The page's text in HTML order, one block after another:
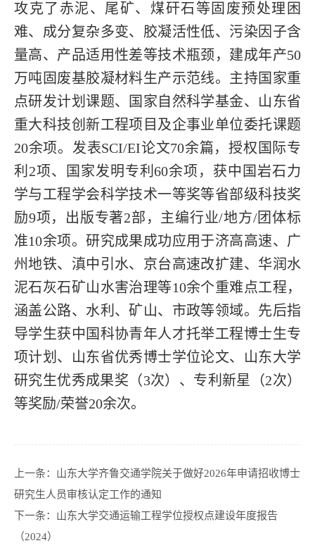
攻克了赤泥、尾矿、煤矸石等固废预处理困
难、成分复杂多变、胶凝活性低、污染因子含
量高、产品适用性差等技术瓶颈，建成年产50
万吨固废基胶凝材料生产示范线。主持国家重
点研发计划课题、国家自然科学基金、山东省
重大科技创新工程项目及企事业单位委托课题
20余项。发表SCI/EI论文70余篇，授权国际专
利2项、国家发明专利60余项，获中国岩石力
学与工程学会科学技术一等奖等省部级科技奖
励9项，出版专著2部，主编行业/地方/团体标
准10余项。研究成果成功应用于济高高速、广
州地铁、滇中引水、京台高速改扩建、华润水
泥石灰石矿山水害治理等10余个重难点工程，
涵盖公路、水利、矿山、市政等领域。先后指
导学生获中国科协青年人才托举工程博士生专
项计划、山东省优秀博士学位论文、山东大学
研究生优秀成果奖（3次）、专利新星（2次）
等奖励/荣誉20余次。
上一条： 山东大学齐鲁交通学院关于做好2026年申请招收博士
研究生人员审核认定工作的通知
下一条： 山东大学交通运输工程学位授权点建设年度报告
（2024）